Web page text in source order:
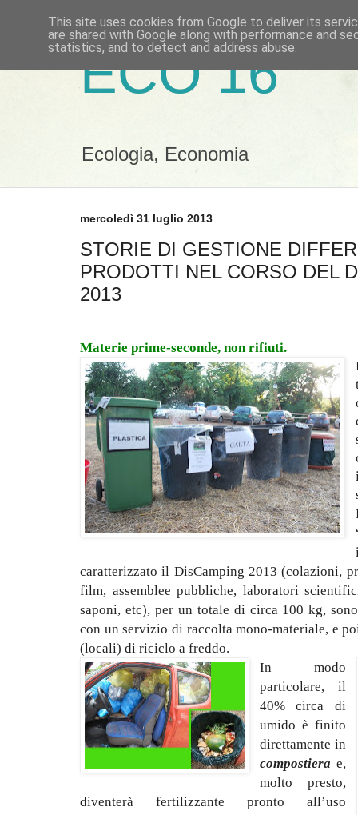
ECO 16
Ecologia, Economia
mercoledì 31 luglio 2013
STORIE DI GESTIONE
PRODOTTI NEL CORSO DEL
2013
Materie prime-seconde, non rifiuti.
caratterizzato il DisCamping 2013 (colazioni,
film, assemblee pubbliche, laboratori
saponi, etc), per un totale di circa 100 kg,
con un servizio di raccolta mono-materiale, e
(locali) di riciclo a freddo.
In modo
particolare, il
40% circa di
umido è finito
direttamente in
compostiera e,
molto presto,
diventerà fertilizzante pronto all’uso
This site uses cookies from Google to deliver its
are shared with Google along with performance and
statistics, and to detect and address abuse.